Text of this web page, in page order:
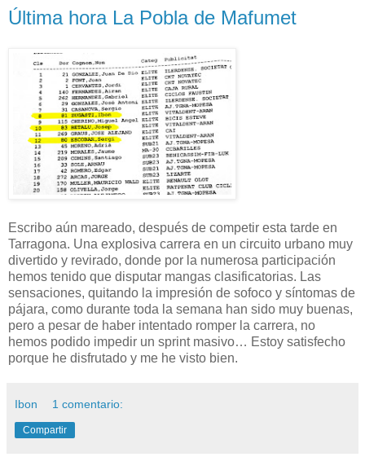
Última hora La Pobla de Mafumet
Escribo aún mareado, después de competir esta tarde en
Tarragona. Una explosiva carrera en un circuito urbano muy
divertido y revirado, donde por la numerosa participación
hemos tenido que disputar mangas clasificatorias. Las
sensaciones, quitando la impresión de sofoco y síntomas de
pájara, como durante toda la semana han sido muy buenas,
pero a pesar de haber intentado romper la carrera, no
hemos podido impedir un sprint masivo… Estoy satisfecho
porque he disfrutado y me he visto bien.
Ibon 1 comentario:
Compartir